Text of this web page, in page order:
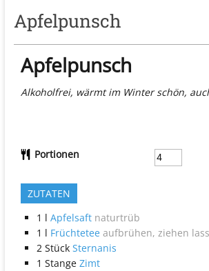
starke
Gesellschaft
Apfelpunsch
Apfelpunsch
Alkoholfrei, wärmt im Winter schön,
Portionen
ZUTATEN
1 l Apfelsaft naturtrüb
1 l Früchtetee aufbrühen, ziehen
2 Stück Sternanis
1 Stange Zimt